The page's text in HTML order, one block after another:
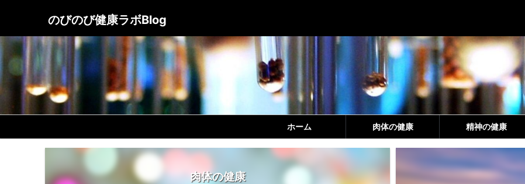
のびのび健康ラボBlog
ホーム 肉体の健康 精神の健康
肉体の健康